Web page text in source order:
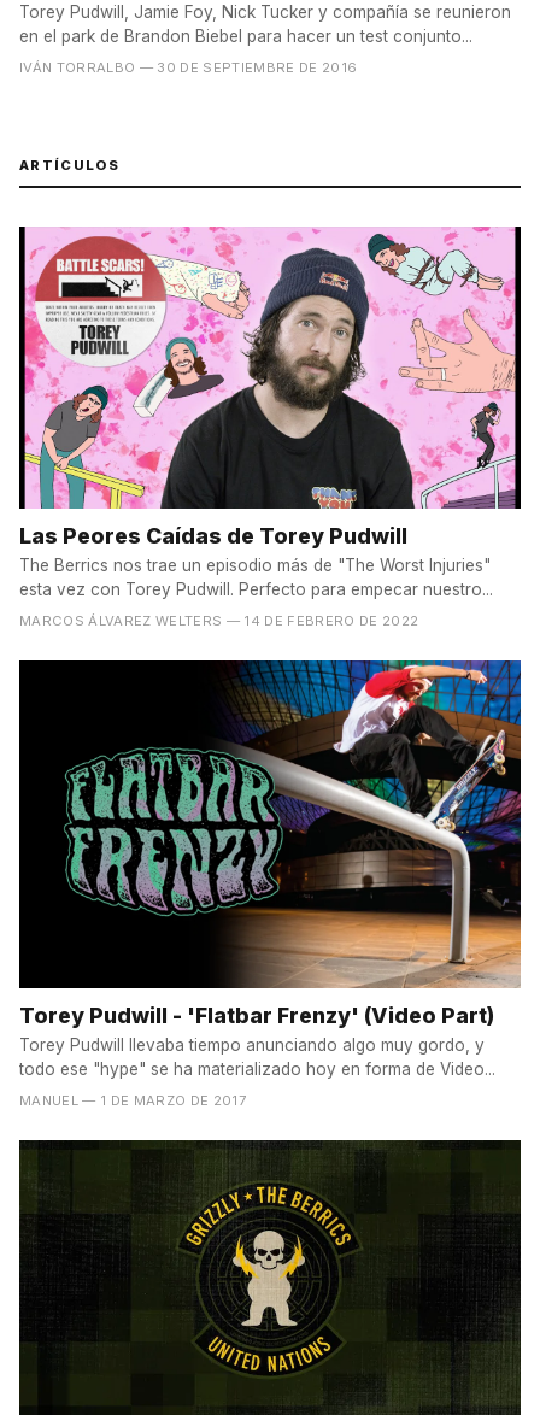
Torey Pudwill, Jamie Foy, Nick Tucker y compañía se reunieron
en el park de Brandon Biebel para hacer un test conjunto...
IVÁN TORRALBO — 30 DE SEPTIEMBRE DE 2016
ARTÍCULOS
Las Peores Caídas de Torey Pudwill
The Berrics nos trae un episodio más de "The Worst Injuries"
esta vez con Torey Pudwill. Perfecto para empecar nuestro...
MARCOS ÁLVAREZ WELTERS — 14 DE FEBRERO DE 2022
Torey Pudwill - 'Flatbar Frenzy' (Video Part)
Torey Pudwill llevaba tiempo anunciando algo muy gordo, y
todo ese "hype" se ha materializado hoy en forma de Video...
MANUEL — 1 DE MARZO DE 2017